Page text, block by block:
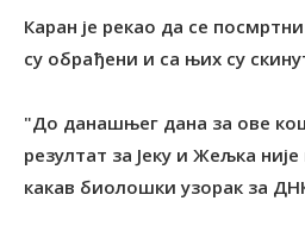
Каран је рекао да се
су обрађени и са њих су
"До данашњег дана за ове
резултат за Јеку и Жељка
какав биолошки узорак за